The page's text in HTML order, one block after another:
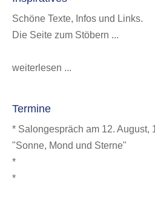
Schöne Texte, Infos und Links.
Die Seite zum Stöbern ...
weiterlesen ...
Termine
* Salongespräch am 12. August,
"Sonne, Mond und Sterne"
*
*